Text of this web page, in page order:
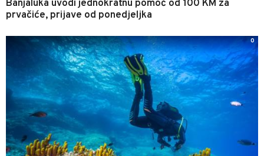
Banjaluka uvodi jednokratnu pomoć od 100 KM za
prvačiće, prijave od ponedjeljka
0